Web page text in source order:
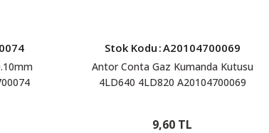
Stok Kodu :A20104700069
Antor Conta Gaz Kumanda Kutusu
4LD640 4LD820 A20104700069
9,60 TL